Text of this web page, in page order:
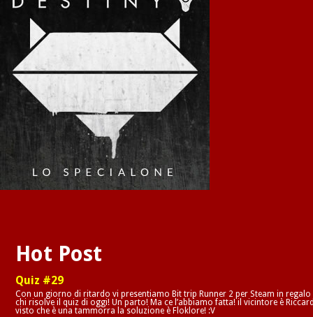
Hot Post
Quiz #29
Con un giorno di ritardo vi presentiamo Bit trip Runner 2 per Steam in regalo
chi risolve il quiz di oggi! Un parto! Ma ce l’abbiamo fatta! il vicintore è
visto che è una tammorra la soluzione è Floklore! :V